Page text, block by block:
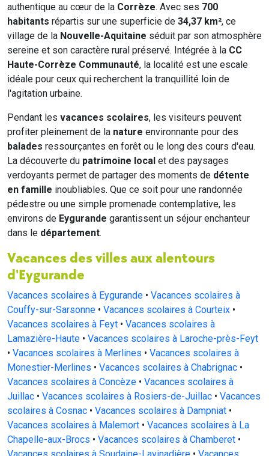
authentique au cœur de la Corrèze. Avec ses 700
habitants répartis sur une superficie de 34,37 km², ce
village de la Nouvelle-Aquitaine séduit par son atmosphère
sereine et son caractère rural préservé. Intégrée à la CC
Haute-Corrèze Communauté, la localité est une escale
idéale pour ceux qui recherchent la tranquillité loin de
l'agitation urbaine.
Pendant les vacances scolaires, les visiteurs peuvent
profiter pleinement de la nature environnante pour des
balades ressourçantes en forêt ou le long des cours d'eau.
La découverte du patrimoine local et des paysages
verdoyants permet de partager des moments de détente
en famille inoubliables. Que ce soit pour une randonnée
pédestre ou une simple promenade contemplative, les
environs de Eygurande garantissent un séjour enchanteur
dans le département.
Vacances des villes aux alentours
d'Eygurande
Vacances scolaires à Eygurande • Vacances scolaires à
Couffy-sur-Sarsonne • Vacances scolaires à Courteix •
Vacances scolaires à Feyt • Vacances scolaires à
Lamazière-Haute • Vacances scolaires à Laroche-près-Feyt
• Vacances scolaires à Merlines • Vacances scolaires à
Monestier-Merlines • Vacances scolaires à Chabrignac •
Vacances scolaires à Concèze • Vacances scolaires à
Juillac • Vacances scolaires à Rosiers-de-Juillac • Vacances
scolaires à Cosnac • Vacances scolaires à Dampniat •
Vacances scolaires à Malemort • Vacances scolaires à La
Chapelle-aux-Brocs • Vacances scolaires à Chamberet •